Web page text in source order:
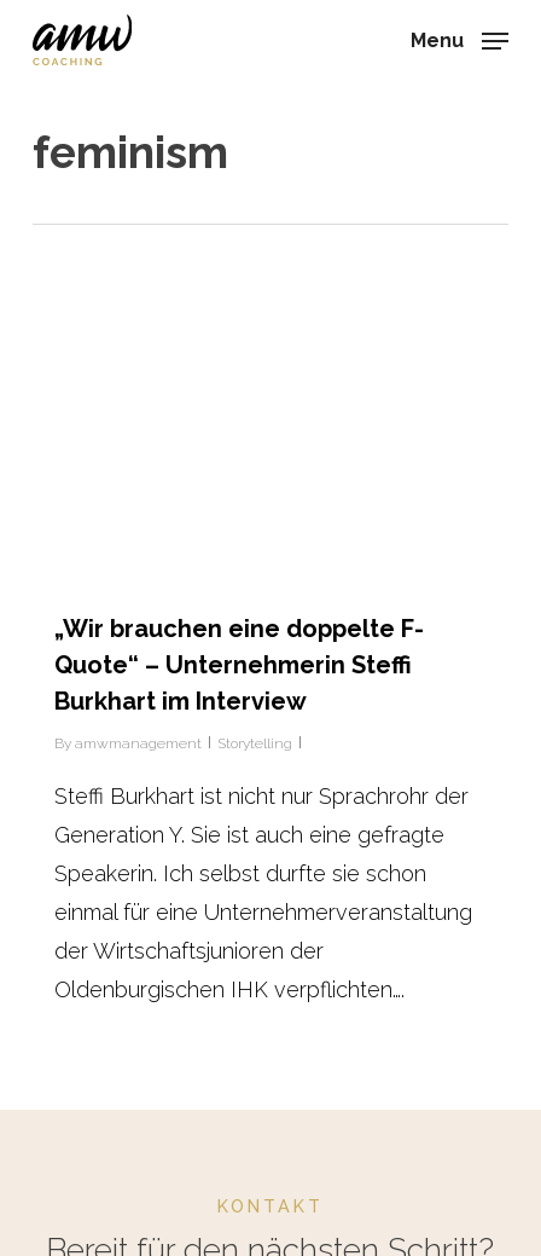
content
Menu
feminism
„Wir brauchen eine doppelte F-
Quote“ – Unternehmerin Steffi
Burkhart im Interview
By amwmanagement Storytelling
Steffi Burkhart ist nicht nur Sprachrohr der
Generation Y. Sie ist auch eine gefragte
Speakerin. Ich selbst durfte sie schon
einmal für eine Unternehmerveranstaltung
der Wirtschaftsjunioren der
Oldenburgischen IHK verpflichten….
KONTAKT